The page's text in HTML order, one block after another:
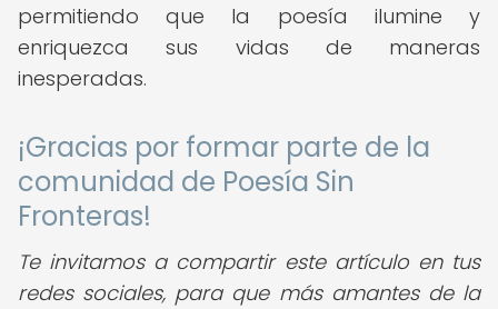
permitiendo que la poesía ilumine y
enriquezca sus vidas de maneras
inesperadas.
¡Gracias por formar parte de la
comunidad de Poesía Sin
Fronteras!
Te invitamos a compartir este artículo en tus
redes sociales, para que más amantes de la